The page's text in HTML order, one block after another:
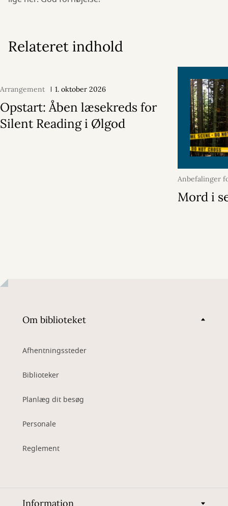
Relateret indhold
Arrangement 1. oktober 2026
Opstart: Åben læsekreds for
Silent Reading i Ølgod
Anbefalinger
maj 2026
Mord i
Om biblioteket
Afhentningssteder
Biblioteker
Planlæg dit besøg
Personale
Reglement
Information